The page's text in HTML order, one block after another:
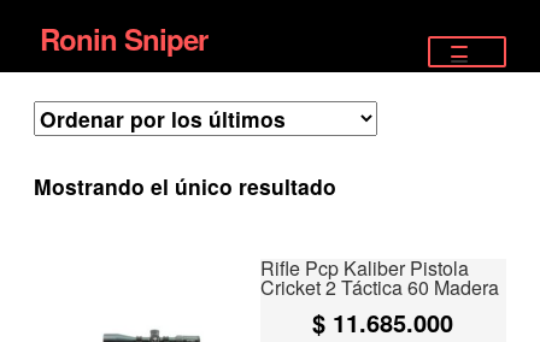
Ir
a
la
Ir
al
contenido
Ronin Sniper
PISTOLAS
Mostrando el único resultado
Rifle Pcp Kaliber Pistola
Cricket 2 Táctica 60 Madera
$ 11.685.000